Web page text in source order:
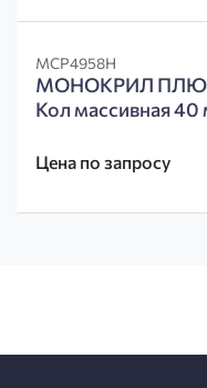
MCP4958H
МОНОКРИЛ ПЛЮС
Кол массивная 40
Цена по запросу